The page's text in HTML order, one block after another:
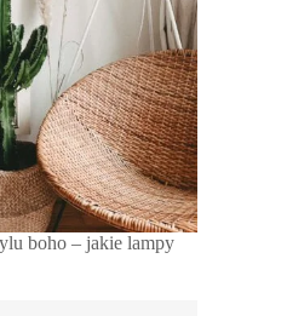
boho – jakie lampy